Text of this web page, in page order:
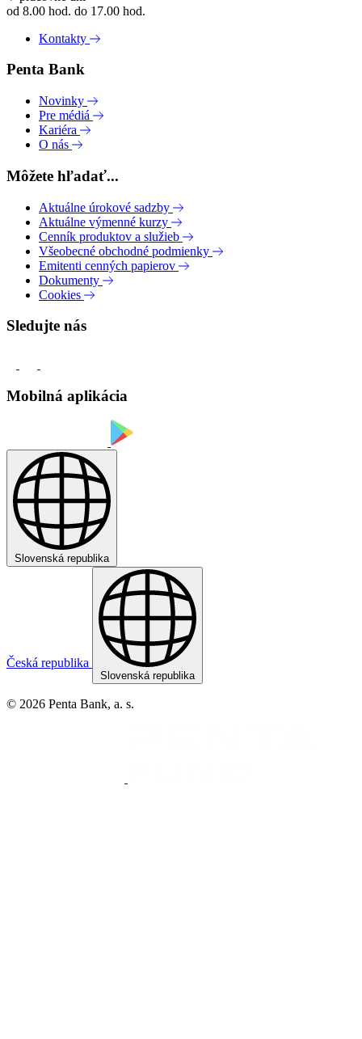
od 8.00 hod. do 17.00 hod.
Kontakty
Penta Bank
Novinky
Pre médiá
Kariéra
O nás
Môžete hľadať...
Aktuálne úrokové sadzby
Aktuálne výmenné kurzy
Cenník produktov a služieb
Všeobecné obchodné podmienky
Emitenti cenných papierov
Dokumenty
Cookies
Sledujte nás
Mobilná aplikácia
Slovenská republika
Česká republika
Slovenská republika
© 2026 Penta Bank, a. s.